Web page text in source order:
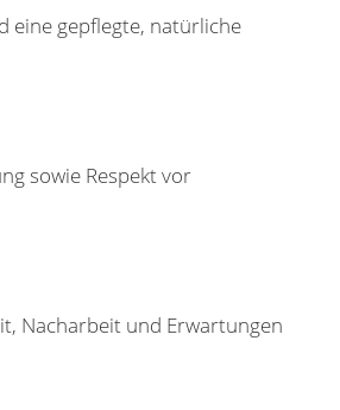
eine gepflegte, natürliche
sowie Respekt vor
Nacharbeit und Erwartungen